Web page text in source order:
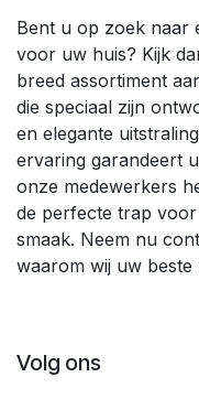
Bent u op zoek naar
voor uw huis? Kijk
breed assortiment
die speciaal zijn
en elegante
ervaring garandeert
onze medewerkers
de perfecte trap
smaak. Neem nu
waarom wij uw
Volg ons